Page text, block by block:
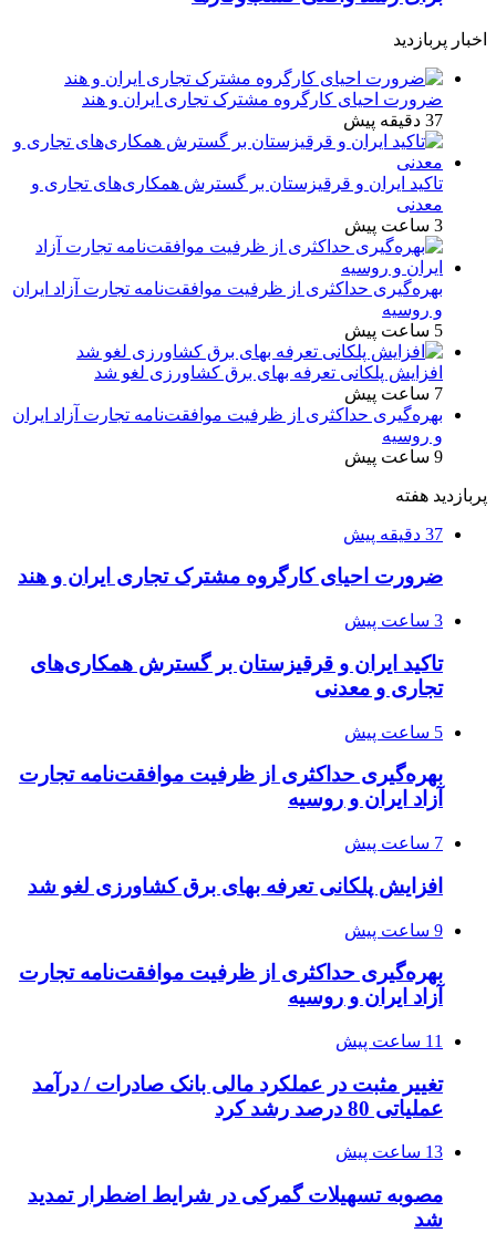
اخبار پربازدید
ضرورت احیای کارگروه مشترک تجاری ایران و هند
37 دقیقه پیش
تاکید ایران و قرقیزستان بر گسترش همکاری‌های تجاری و
معدنی
3 ساعت پیش
بهره‌گیری حداکثری از ظرفیت موافقت‌نامه تجارت آزاد ایران
و روسیه
5 ساعت پیش
افزایش پلکانی تعرفه بهای برق کشاورزی لغو شد
7 ساعت پیش
بهره‌گیری حداکثری از ظرفیت موافقت‌نامه تجارت آزاد ایران
و روسیه
9 ساعت پیش
پربازدید هفته
37 دقیقه پیش
ضرورت احیای کارگروه مشترک تجاری ایران و هند
3 ساعت پیش
تاکید ایران و قرقیزستان بر گسترش همکاری‌های
تجاری و معدنی
5 ساعت پیش
بهره‌گیری حداکثری از ظرفیت موافقت‌نامه تجارت
آزاد ایران و روسیه
7 ساعت پیش
افزایش پلکانی تعرفه بهای برق کشاورزی لغو شد
9 ساعت پیش
بهره‌گیری حداکثری از ظرفیت موافقت‌نامه تجارت
آزاد ایران و روسیه
11 ساعت پیش
تغییر مثبت در عملکرد مالی بانک صادرات / درآمد
عملیاتی 80 درصد رشد کرد
13 ساعت پیش
مصوبه تسهیلات گمرکی در شرایط اضطرار تمدید
شد